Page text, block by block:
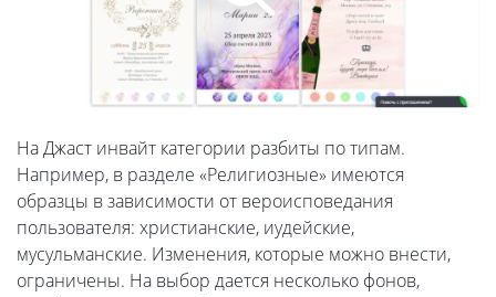
На Джаст инвайт категории разбиты по типам.
Например, в разделе «Религиозные» имеются
образцы в зависимости от вероисповедания
пользователя: христианские, иудейские,
мусульманские. Изменения, которые можно внести,
ограничены. На выбор дается несколько фонов,